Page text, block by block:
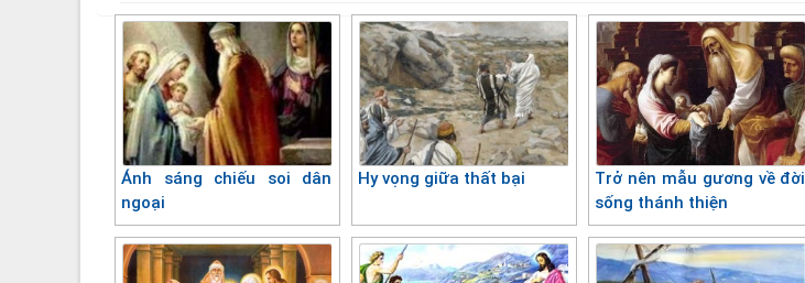
Ánh sáng chiếu soi dân
ngoại
Hy vọng giữa thất bại
Trở nên mẫu gương về đời
sống thánh thiện